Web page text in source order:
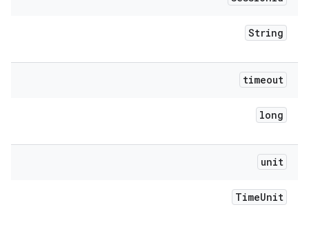
String
timeout
long
unit
TimeUnit